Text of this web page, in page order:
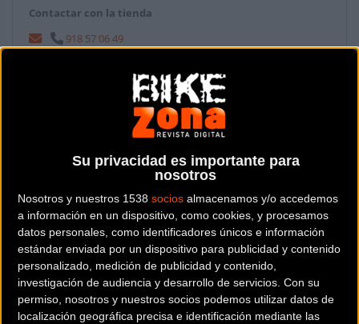
Su privacidad es importante para
nosotros
Nosotros y nuestros 1538 socios almacenamos y/o accedemos
a información en un dispositivo, como cookies, y procesamos
datos personales, como identificadores únicos e información
estándar enviada por un dispositivo para publicidad y contenido
personalizado, medición de publicidad y contenido,
investigación de audiencia y desarrollo de servicios. Con su
permiso, nosotros y nuestros socios podemos utilizar datos de
localización geográfica precisa e identificación mediante las
Contactar con la tienda
918 57 06 49
Web y RRSS de la tienda